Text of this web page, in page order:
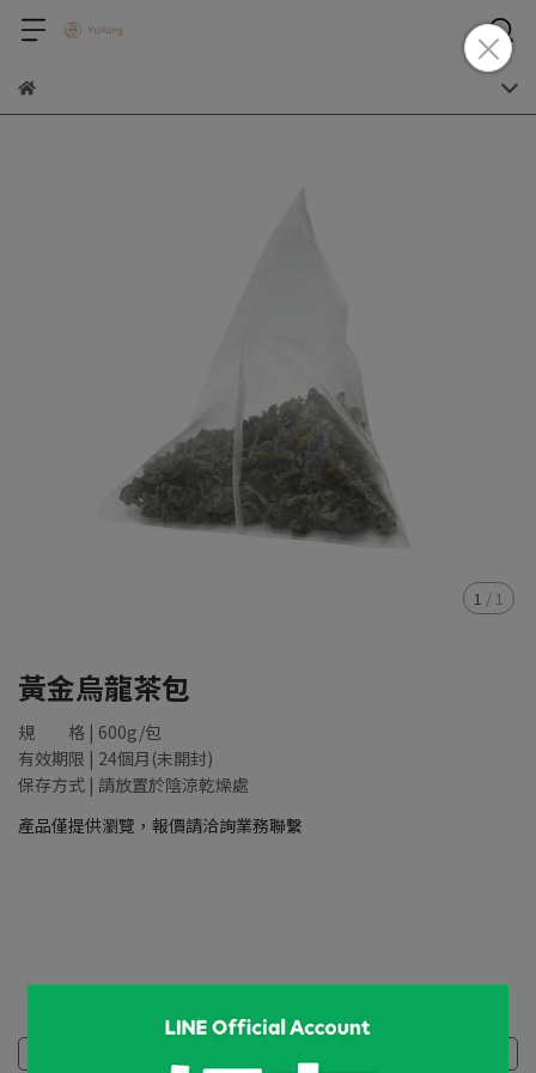
1 / 1
黃金烏龍茶包
規 格 | 600g/包
有效期限 | 24個月(未開封)
保存方式 | 請放置於陰涼乾燥處
產品僅提供瀏覽，報價請洽詢業務聯繫